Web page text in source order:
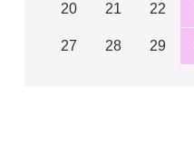
20 21 22
27 28 29